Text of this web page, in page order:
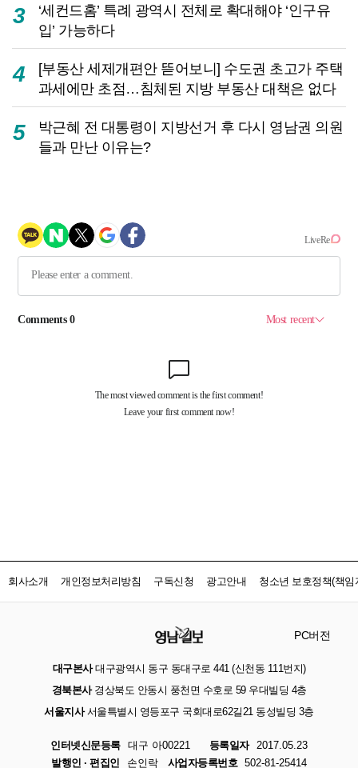
3
‘세컨드홈’ 특례 광역시 전체로 확대해야 ‘인구유
입’ 가능하다
4
[부동산 세제개편안 뜯어보니] 수도권 초고가 주택
과세에만 초점…침체된 지방 부동산 대책은 없다
5
박근혜 전 대통령이 지방선거 후 다시 영남권 의원
들과 만난 이유는?
회사소개 개인정보처리방침 구독신청 광고안내 청소년 보호정책(책임
PC버전
대구본사대구광역시 동구 동대구로 441 (신천동 111번지)
경북본사경상북도 안동시 풍천면 수호로 59 우대빌딩 4층
서울지사서울특별시 영등포구 국회대로62길21 동성빌딩 3층
인터넷신문등록 대구 아00221 등록일자
2017.05.23
발행인 · 편집인
손인락 사업자등록번호 502-81-25414